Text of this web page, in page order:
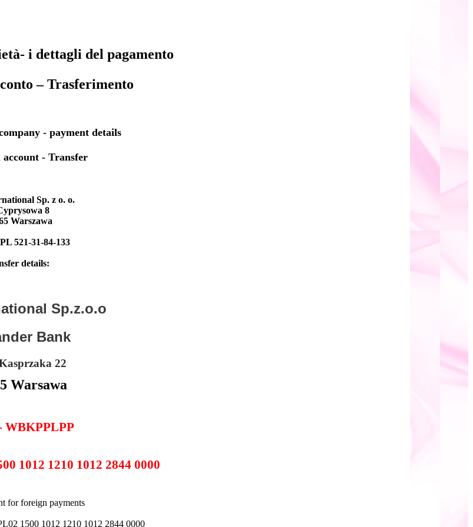
i dettagli del pagamento
– Trasferimento
- payment details
account - Transfer
Sp. z o. o.
8
Warszawa
521-31-84-133
details:
Sp.z.o.o
Bank
22
Warsawa
WBKPPLPP
1012 1210 1012 2844 0000
for foreign payments
1500 1012 1210 1012 2844 0000